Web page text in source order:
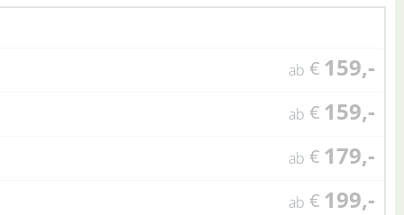
ab € 159,-
ab € 159,-
ab € 179,-
ab € 199,-